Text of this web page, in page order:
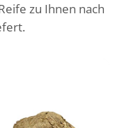
zu Ihnen nach